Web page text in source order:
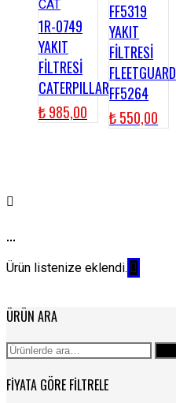
1R-0749
YAKIT
FİLTRESİ
CATERPILLAR
₺985,00
FF5319
YAKIT
FİLTRESİ
FLEETGUARD
FF5264
₺550,00
...
Ürün listenize eklendi.
ÜRÜN ARA
Ara:
FIYATA GÖRE FILTRELE